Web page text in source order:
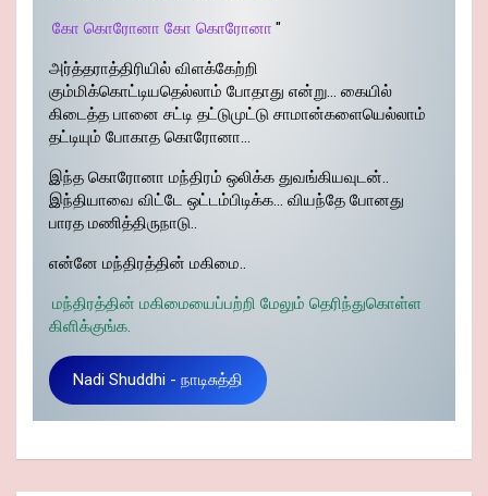
கோ கொரோனா கோ கொரோனா "
அர்த்தராத்திரியில் விளக்கேற்றி
கும்மிக்கொட்டியதெல்லாம் போதாது என்று… கையில்
கிடைத்த பானை சட்டி தட்டுமுட்டு சாமான்களையெல்லாம்
தட்டியும் போகாத கொரோனா…
இந்த கொரோனா மந்திரம் ஒலிக்க துவங்கியவுடன்..
இந்தியாவை விட்டே ஒட்டம்பிடிக்க… வியந்தே போனது
பாரத மணித்திருநாடு..
என்னே மந்திரத்தின் மகிமை..
மந்திரத்தின் மகிமையைப்பற்றி மேலும் தெரிந்துகொள்ள
கிளிக்குங்க.
Nadi Shuddhi - நாடிசுத்தி